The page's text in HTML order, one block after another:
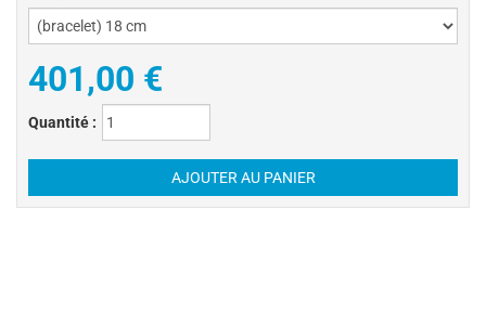
401,00 €
Quantité :